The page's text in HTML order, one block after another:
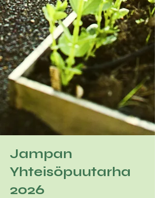
Jampan
Yhteisöpuutarha
2026